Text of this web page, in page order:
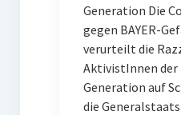
Generation Die
gegen BAYER-
verurteilt die
AktivistInnen
Generation auf
die